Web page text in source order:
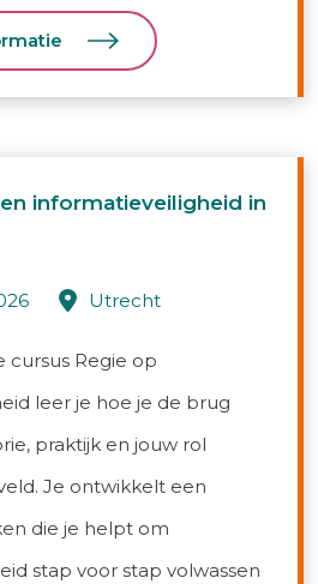
informatieveiligheid in
utrecht
cursus Regie op
leer je hoe je de brug
praktijk en jouw rol
Je ontwikkelt een
die je helpt om
stap voor stap volwassen